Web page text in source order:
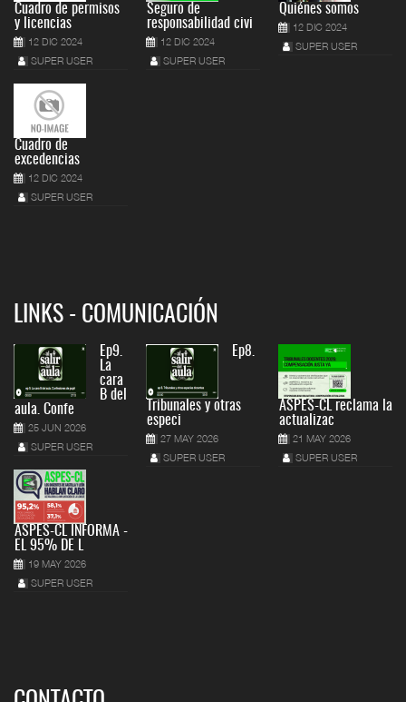
Cuadro de permisos
y licencias
12 DIC 2024
SUPER USER
Cuadro de
excedencias
12 DIC 2024
SUPER USER
Seguro de
responsabilidad civi
12 DIC 2024
SUPER USER
Quiénes somos
12 DIC 2024
SUPER USER
LINKS - COMUNICACIÓN
Ep9.
La
cara
B del
aula. Confe
25 JUN 2026
SUPER USER
ASPES-CL INFORMA -
EL 95% DE L
19 MAY 2026
SUPER USER
Ep8.
Tribunales y otras
especi
27 MAY 2026
SUPER USER
ASPES-CL reclama la
actualizac
21 MAY 2026
SUPER USER